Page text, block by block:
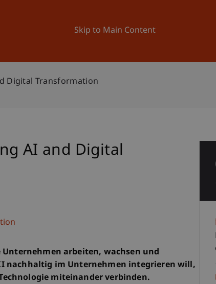
Skip to Main Content
University News and Events
Digital Transformation
AI and Digital
arbeiten, wachsen und
nachhaltig im Unternehmen integrieren will,
miteinander verbinden.